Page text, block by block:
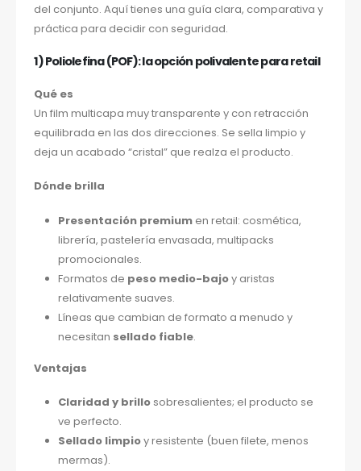
del conjunto. Aquí tienes una guía clara, comparativa y
práctica para decidir con seguridad.
1) Poliolefina (POF): la opción polivalente para retail
Qué es
Un film multicapa muy transparente y con retracción
equilibrada en las dos direcciones. Se sella limpio y
deja un acabado “cristal” que realza el producto.
Dónde brilla
Presentación premiumen retail: cosmética,
librería, pastelería envasada, multipacks
promocionales.
Formatos de peso medio-bajoy aristas
relativamente suaves.
Líneas que cambian de formato a menudo y
necesitan sellado fiable.
Ventajas
Claridad y brillosobresalientes; el producto se
ve perfecto.
Sellado limpioy resistente (buen filete, menos
mermas).